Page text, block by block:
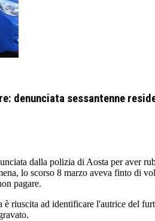
denunciata sessantenne
dalla polizia di Aosta per aver
lo scorso 8 marzo aveva finto di
pagare.
riuscita ad identificare l'autrice del